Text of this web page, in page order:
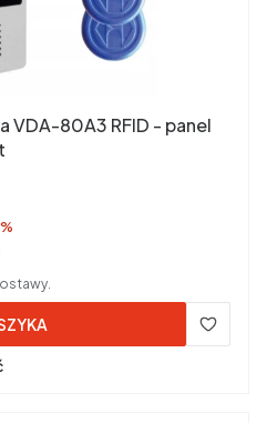
VDA-80A3 RFID - panel